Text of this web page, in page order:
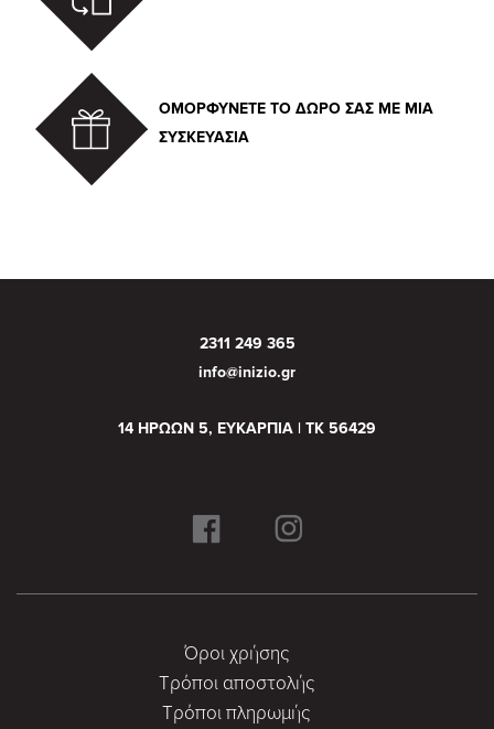
ΟΜΟΡΦΥΝΕΤΕ ΤΟ ΔΩΡΟ ΣΑΣ ΜΕ ΜΙΑ
ΣΥΣΚΕΥΑΣΙΑ
2311 249 365
info@inizio.gr
14 ΗΡΩΩΝ 5, ΕΥΚΑΡΠΙΑ | ΤΚ 56429
Όροι χρήσης
Τρόποι αποστολής
Τρόποι πληρωμής